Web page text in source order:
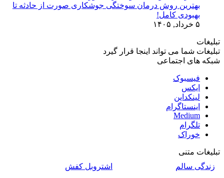
بهترین روش درمان سوختگی جوشکاری صورت از حادثه تا
بهبودی کامل!
۵ خرداد, ۱۴۰۵
تبلیغات
تبلیغات شما می تواند اینجا قرار گیرد
شبکه های اجتماعی
فیسبوک
ایکس
لینکداین
اینستاگرام
Medium
تلگرام
خوراک
تبلیغات متنی
زندگی سالم
اشتروبل کفش